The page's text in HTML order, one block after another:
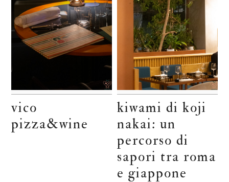
vico
pizza&wine
kiwami di koji
nakai: un
percorso di
sapori tra roma
e giappone